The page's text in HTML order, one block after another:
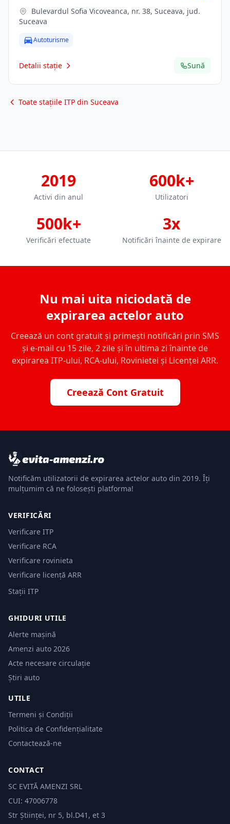
Suceava
Autoturisme
Detalii stație Sună
Toate stațiile ITP din Suceava
2019
Activi din anul
600k+
Utilizatori
500k+
Verificări efectuate
3x
Notificări înainte de expirare
Nu mai uita niciodată de
expirarea actelor auto
Creează un cont gratuit și primești notificări prin SMS
și e-mail cu 15 zile, 2 zile și în ultima zi înainte de
expirarea ITP-ului, RCA-ului, Rovinietei și Licenței ARR.
Creează Cont Gratuit
Notificăm utilizatorii de expirarea actelor auto din 2019. Îți
mulțumim că ne folosești platforma!
VERIFICĂRI
Verificare ITP
Verificare RCA
Verificare rovinieta
Verificare licență ARR
Stații ITP
GHIDURI UTILE
Alerte mașină
Amenzi auto 2026
Acte necesare circulație
Știri auto
UTILE
Termeni și Condiții
Politica de Confidențialitate
Contactează-ne
CONTACT
SC EVITĂ AMENZI SRL
CUI: 47006778
Str Științei, nr 5, bl.D41, et 3